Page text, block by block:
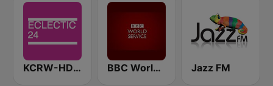
KCRW-HD2 Eclectic 24 BBC World Service Jazz FM